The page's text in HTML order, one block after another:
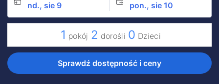
nd., sie 9 pon., sie 10
1 pokój 2 dorośli 0 Dzieci
Sprawdź dostępność i ceny